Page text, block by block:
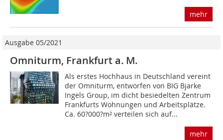
mehr
Ausgabe 05/2021
Omniturm, Frankfurt a. M.
Als erstes Hochhaus in Deutschland vereint
der Omniturm, entworfen von BIG Bjarke
Ingels Group, im dicht besiedelten Zentrum
Frankfurts Wohnungen und Arbeitsplätze.
Ca. 60?000?m² verteilen sich auf...
mehr